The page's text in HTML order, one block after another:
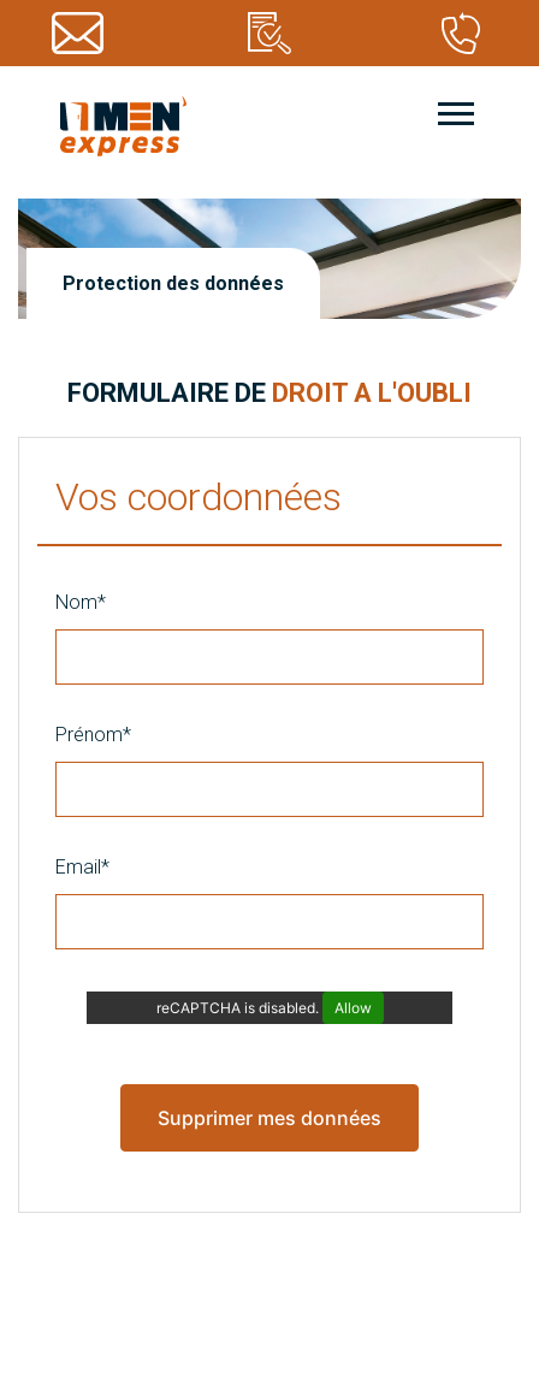
Protection des données
FORMULAIRE DE DROIT A L'OUBLI
Vos coordonnées
Nom*
Prénom*
Email*
reCAPTCHA is disabled. Allow